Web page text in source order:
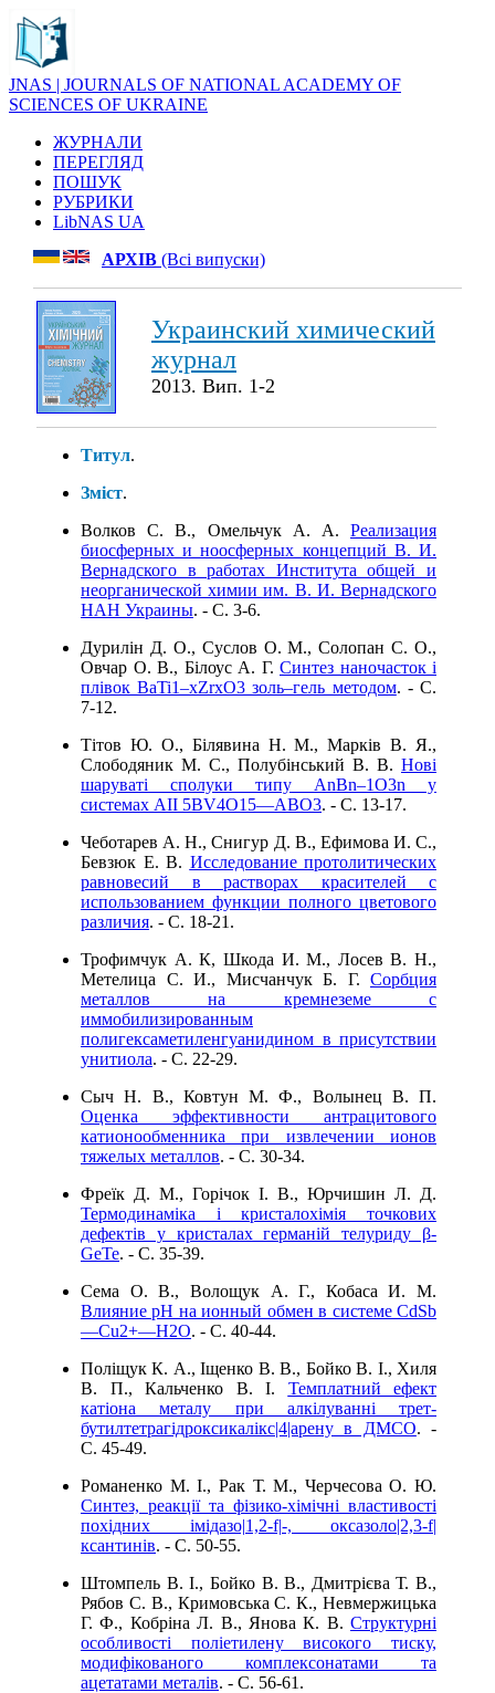
JNAS | JOURNALS OF NATIONAL ACADEMY OF
SCIENCES OF UKRAINE
ЖУРНАЛИ
ПЕРЕГЛЯД
ПОШУК
РУБРИКИ
LibNAS UA
АРХІВ (Всі випуски)
Украинский химический
журнал
2013. Вип. 1-2
Титул.
Зміст.
Волков С. В., Омельчук А. А. Реализация
биосферных и ноосферных концепций В. И.
Вернадского в работах Института общей и
неорганической химии им. В. И. Вернадского
НАН Украины. - C. 3-6.
Дурилін Д. О., Суслов О. М., Солопан С. О.,
Овчар О. В., Білоус А. Г. Cинтез наночасток і
плівок BaTi1–xZrxO3 золь–гель методом. - C.
7-12.
Тітов Ю. О., Білявина Н. М., Марків В. Я.,
Слободяник М. С., Полубінський В. В. Нові
шаруваті сполуки типу AnBn–1O3n у
системах AII 5BV4O15—ABO3. - C. 13-17.
Чеботарeв А. Н., Снигур Д. В., Ефимова И. С.,
Бевзюк Е. В. Исследование протолитических
равновесий в растворах красителей с
использованием функции полного цветового
различия. - C. 18-21.
Трофимчук А. К, Шкода И. М., Лосев В. Н.,
Метелица С. И., Мисчанчук Б. Г. Сорбция
металлов на кремнеземе с
иммобилизированным
полигексаметиленгуанидином в присутствии
унитиола. - C. 22-29.
Сыч Н. В., Ковтун М. Ф., Волынец В. П.
Оценка эффективности антрацитового
катионообменника при извлечении ионов
тяжелых металлов. - C. 30-34.
Фреїк Д. М., Горічок І. В., Юрчишин Л. Д.
Термодинаміка і кристалохімія точкових
дефектів у кристалах германій телуриду β-
GeTe. - C. 35-39.
Сема О. В., Волощук А. Г., Кобаса И. М.
Влияние рН на ионный обмен в системе CdSb
—Cu2+—H2O. - C. 40-44.
Полiщук К. А., Іщенко В. В., Бойко В. І., Хиля
В. П., Кальченко В. І. Темплатний ефект
катіона металу при алкілуванні трет-
бутилтетрагідроксикалікс|4|арену в ДМСО. -
C. 45-49.
Романенко М. І., Рак Т. М., Черчесова О. Ю.
Синтез, реакції та фізико-хімічні властивості
похідних імідазо|1,2-f|-, оксазоло|2,3-f|
ксантинів. - C. 50-55.
Штомпель В. І., Бойко В. В., Дмитрієва Т. В.,
Рябов С. В., Кримовська С. К., Невмержицька
Г. Ф., Кобріна Л. В., Янова К. В. Структурні
особливості поліетилену високого тиску,
модифікованого комплексонатами та
ацетатами металів. - C. 56-61.